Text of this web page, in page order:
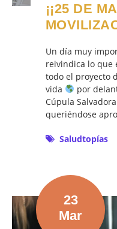
¡¡25 DE
Un día muy
reivindica lo que
todo el proyecto
vida
por
Cúpula
queriéndose
Saludtopías
23
Mar